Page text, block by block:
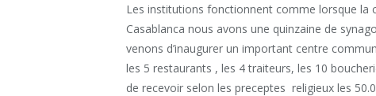
Les institutions fonctionnent comme lorsque
Casablanca nous avons une quinzaine de
venons d’inaugurer un important centre
les 5 restaurants , les 4 traiteurs, les 10
de recevoir selon les preceptes religieux les